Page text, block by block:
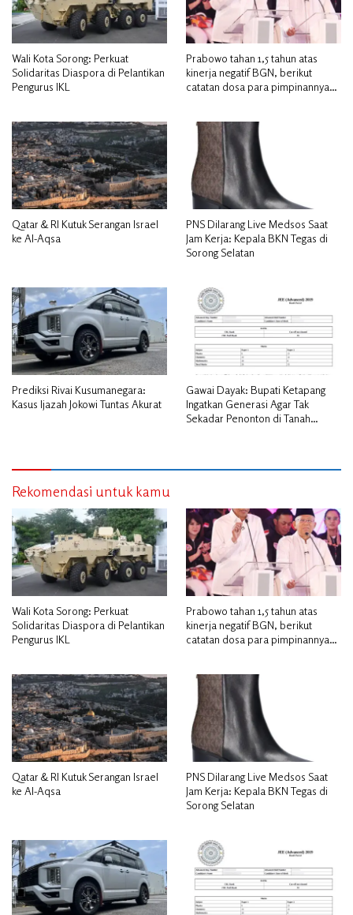
Wali Kota Sorong: Perkuat
Solidaritas Diaspora di Pelantikan
Pengurus IKL
Prabowo tahan 1,5 tahun atas
kinerja negatif BGN, berikut
catatan dosa para pimpinannya
Qatar & RI Kutuk Serangan Israel
ke Al-Aqsa
PNS Dilarang Live Medsos Saat
Jam Kerja: Kepala BKN Tegas di
Sorong Selatan
Prediksi Rivai Kusumanegara:
Kasus Ijazah Jokowi Tuntas Akurat
Gawai Dayak: Bupati Ketapang
Ingatkan Generasi Agar Tak
Sekadar Penonton di Tanah
Rekomendasi untuk kamu
Wali Kota Sorong: Perkuat
Solidaritas Diaspora di Pelantikan
Pengurus IKL
Prabowo tahan 1,5 tahun atas
kinerja negatif BGN, berikut
catatan dosa para pimpinannya
Qatar & RI Kutuk Serangan Israel
ke Al-Aqsa
PNS Dilarang Live Medsos Saat
Jam Kerja: Kepala BKN Tegas di
Sorong Selatan